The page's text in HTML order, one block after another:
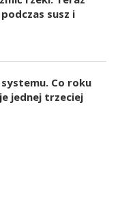
susz i
Co roku
jednej trzeciej